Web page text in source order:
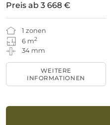
1 zonen
6 m2
34 mm
Preis ab 3 668 €
WEITERE
INFORMATIONEN